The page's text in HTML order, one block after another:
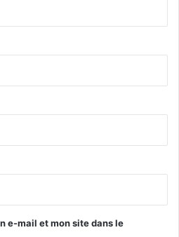
e-mail et mon site dans le